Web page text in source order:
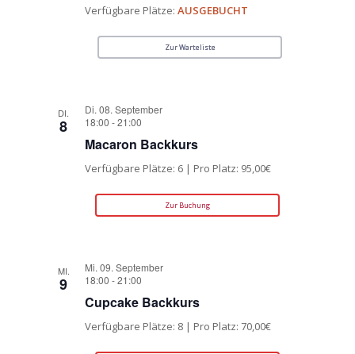
Verfügbare Plätze:AUSGEBUCHT
Zur Warteliste
DI.
8
Di. 08. September
18:00 -21:00
Macaron Backkurs
Verfügbare Plätze: 6 | Pro Platz: 95,00€
Zur Buchung
MI.
9
Mi. 09. September
18:00 -21:00
Cupcake Backkurs
Verfügbare Plätze: 8 | Pro Platz: 70,00€